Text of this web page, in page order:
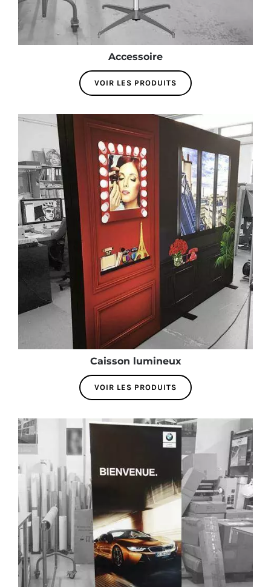
Accessoire
VOIR LES PRODUITS
Caisson lumineux
VOIR LES PRODUITS